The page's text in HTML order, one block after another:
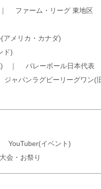
ファーム・リーグ 東地区
アメリカ・カナダ)
ド)
｜ バレーボール日本代表
ジャパンラグビーリーグワン(
YouTuber(イベント)
会・お祭り